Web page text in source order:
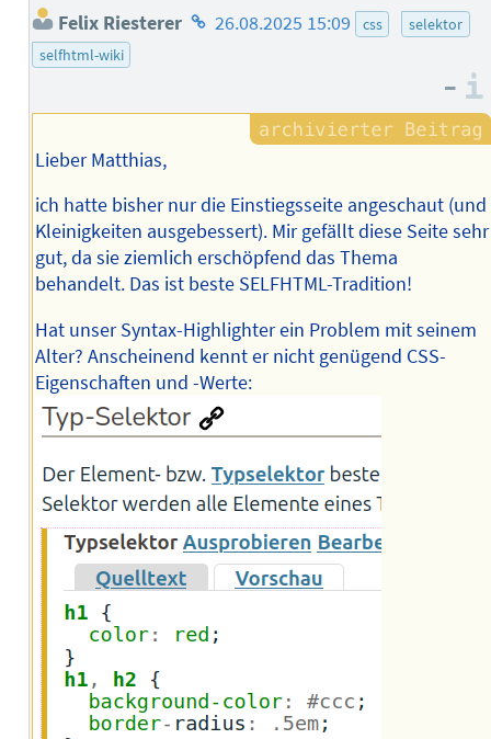
Felix Riesterer Homepage
26.08.2025 15:09 css
selektor
selfhtml-wiki
–
Lieber Matthias,
ich hatte bisher nur die Einstiegsseite angeschaut (und
Kleinigkeiten ausgebessert). Mir gefällt diese Seite sehr
gut, da sie ziemlich erschöpfend das Thema
behandelt. Das ist beste SELFHTML-Tradition!
Hat unser Syntax-Highlighter ein Problem mit seinem
Alter? Anscheinend kennt er nicht genügend CSS-
Eigenschaften und -Werte: